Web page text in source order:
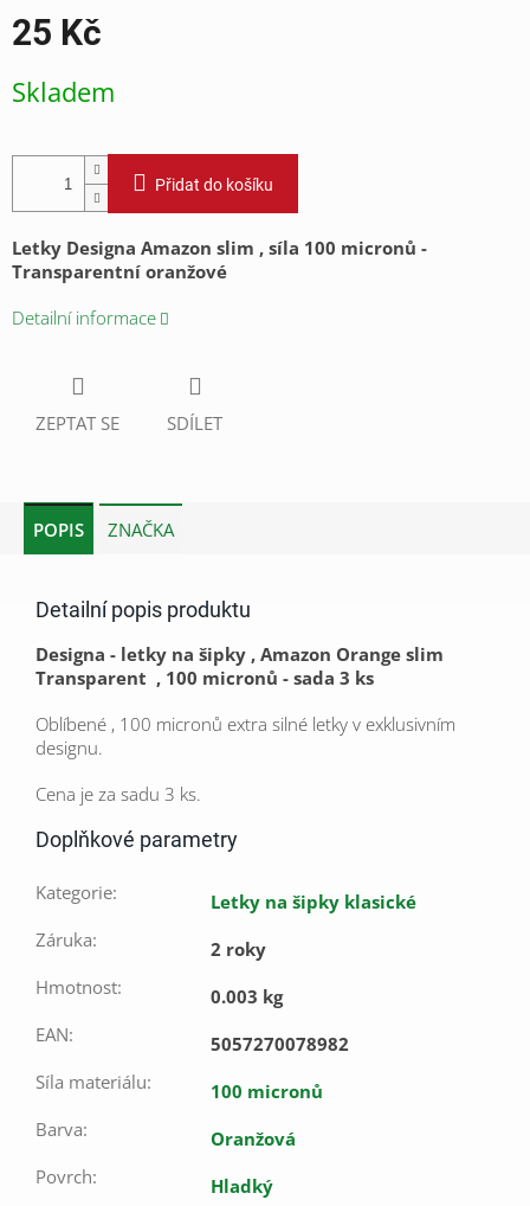
25 Kč
cena:
Skladem
Přidat do košíku
Letky Designa Amazon slim , síla 100 micronů -
Transparentní oranžové
Detailní informace
ZEPTAT SE SDÍLET
POPIS ZNAČKA
Detailní popis produktu
Designa - letky na šipky , Amazon Orange slim
Transparent , 100 micronů - sada 3 ks
Oblíbené , 100 micronů extra silné letky v exklusivním
designu.
Cena je za sadu 3 ks.
Doplňkové parametry
Kategorie:
Letky na šipky klasické
Záruka:
2 roky
Hmotnost:
0.003 kg
EAN:
5057270078982
Síla materiálu:
100 micronů
Barva:
Oranžová
Povrch:
Hladký